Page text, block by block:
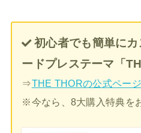
初心者でも簡単に
ードプレステーマ「
⇒THE THORの公式ペー
※今なら、8大購入特典を